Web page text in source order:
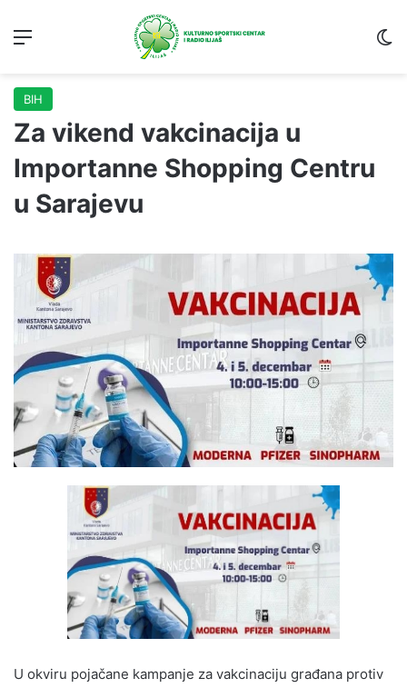
BIH
Za vikend vakcinacija u
Importanne Shopping Centru
u Sarajevu
U okviru pojačane kampanje za vakcinaciju građana protiv